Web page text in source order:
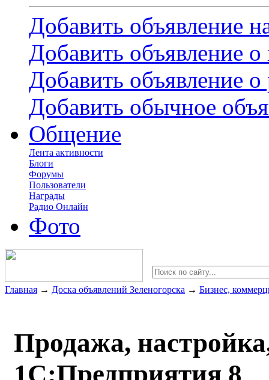
Добавить объявление
Добавить объявление
Добавить объявление о
Добавить обычное
Общение
Лента активности
Блоги
Форумы
Пользователи
Награды
Радио Онлайн
Фото
Главная → Доска объявлений Зеленогорска → Бизнес,
Продажа,
1С:Предприятия 8